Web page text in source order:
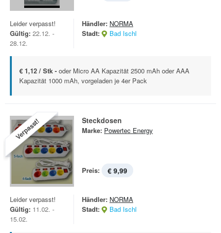
Leider verpasst!
Gültig: 22.12. -
28.12.
Händler: NORMA
Stadt:
Bad Ischl
€ 1,12 / Stk - oder Micro AA Kapazität 2500 mAh oder AAA
Kapazität 1000 mAh, vorgeladen je 4er Pack
Verpasst! Steckdosen
Marke: Powertec Energy
Preis: € 9,99
Leider verpasst!
Gültig: 11.02. -
15.02.
Händler: NORMA
Stadt:
Bad Ischl